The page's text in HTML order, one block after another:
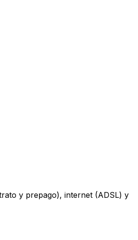
y prepago), internet (ADSL) y